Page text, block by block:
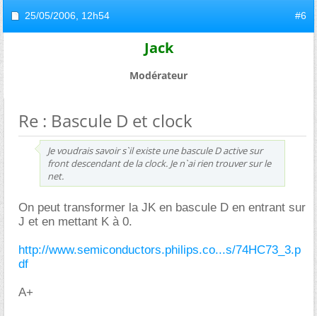
25/05/2006, 12h54 #6
Jack
Modérateur
Re : Bascule D et clock
Je voudrais savoir s`il existe une bascule D active sur
front descendant de la clock. Je n`ai rien trouver sur le
net.
On peut transformer la JK en bascule D en entrant sur
J et en mettant K à 0.
http://www.semiconductors.philips.co...s/74HC73_3.p
df
A+